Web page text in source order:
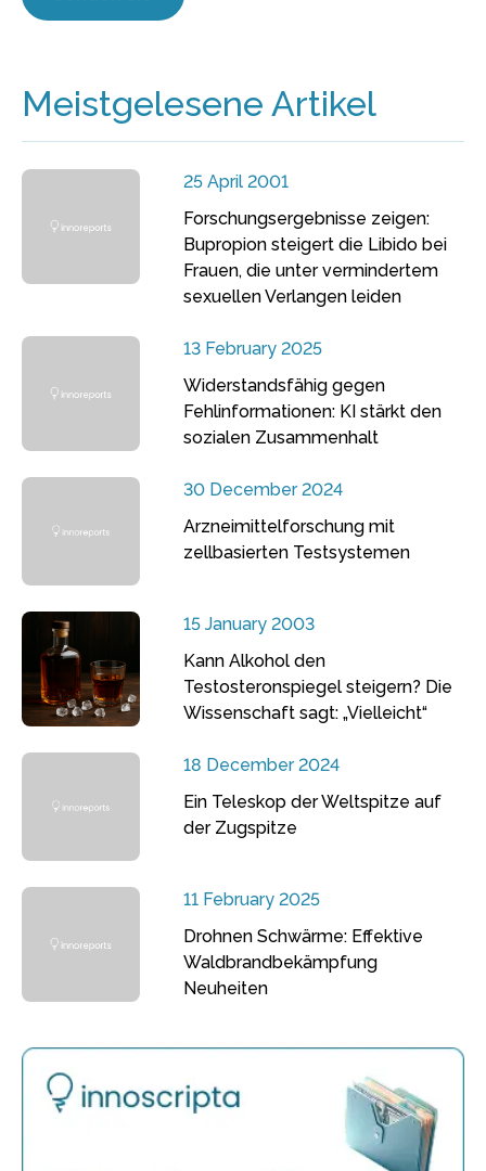
Meistgelesene Artikel
25 April 2001
Forschungsergebnisse zeigen:
Bupropion steigert die Libido bei
Frauen, die unter vermindertem
sexuellen Verlangen leiden
13 February 2025
Widerstandsfähig gegen
Fehlinformationen: KI stärkt den
sozialen Zusammenhalt
30 December 2024
Arzneimittelforschung mit
zellbasierten Testsystemen
15 January 2003
Kann Alkohol den
Testosteronspiegel steigern? Die
Wissenschaft sagt: „Vielleicht“
18 December 2024
Ein Teleskop der Weltspitze auf
der Zugspitze
11 February 2025
Drohnen Schwärme: Effektive
Waldbrandbekämpfung
Neuheiten